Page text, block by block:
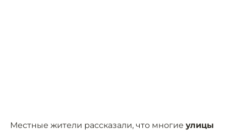
Местные жители рассказали, что многие улицы